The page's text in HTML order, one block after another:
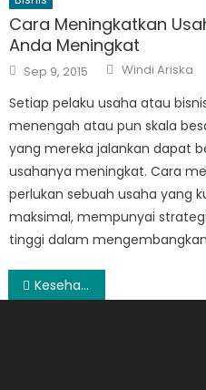
Cara Meningkatkan
Anda Meningkat
Posted
on
Sep 9, 2015 Author
Windi Ariska
Setiap pelaku usaha atau
menengah atau pun skala
yang mereka jalankan dapat
usahanya meningkat. Cara
perlukan sebuah usaha yang
maksimal, mempunyai
tinggi dalam
Post
Kesehatan Wanita